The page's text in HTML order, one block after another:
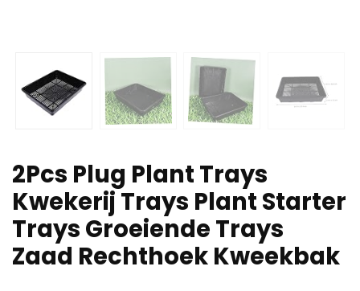
2Pcs Plug Plant Trays
Kwekerij Trays Plant Starter
Trays Groeiende Trays
Zaad Rechthoek Kweekbak